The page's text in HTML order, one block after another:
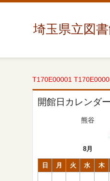
埼玉県立図
T170E00001
開館日カレンダー
熊谷
8月
日 月 火 水 木